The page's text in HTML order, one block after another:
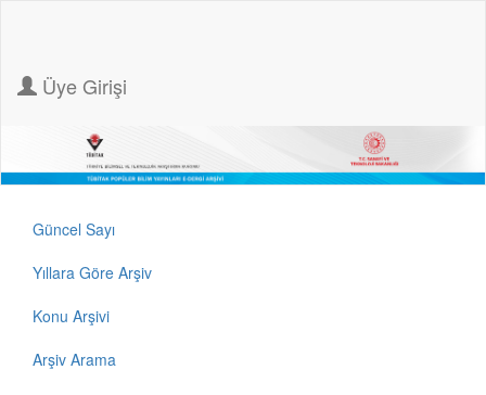
Üye Girişi
Güncel Sayı
Yıllara Göre Arşiv
Konu Arşivi
Arşiv Arama